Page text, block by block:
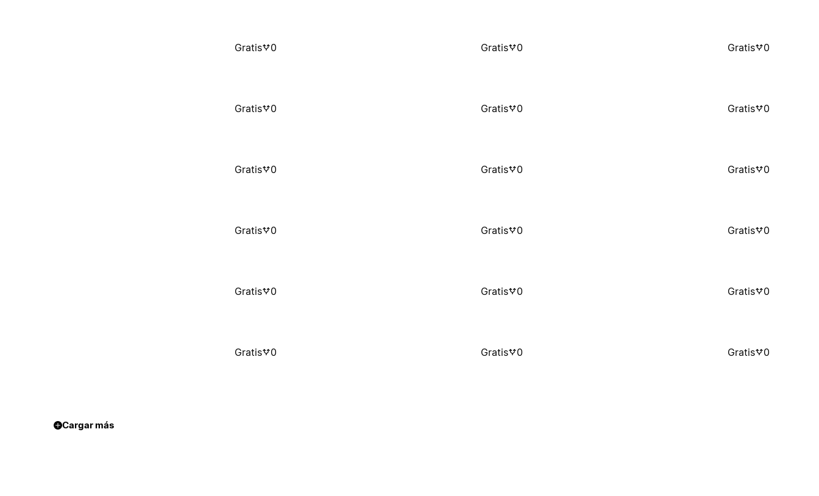
Gratis 0 Gratis 0 Gratis 0
Gratis 0 Gratis 0 Gratis 0
Gratis 0 Gratis 0 Gratis 0
Gratis 0 Gratis 0 Gratis 0
Gratis 0 Gratis 0 Gratis 0
Gratis 0 Gratis 0 Gratis 0
Cargar más